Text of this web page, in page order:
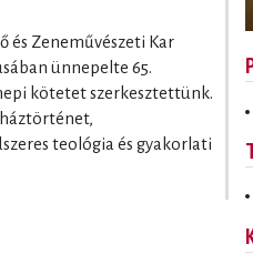
és Zeneművészeti Kar
ünnepelte 65.
kötetet szerkesztettünk.
teológia és gyakorlati